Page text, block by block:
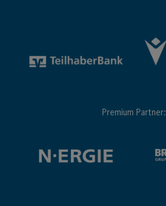
Premium Partner: